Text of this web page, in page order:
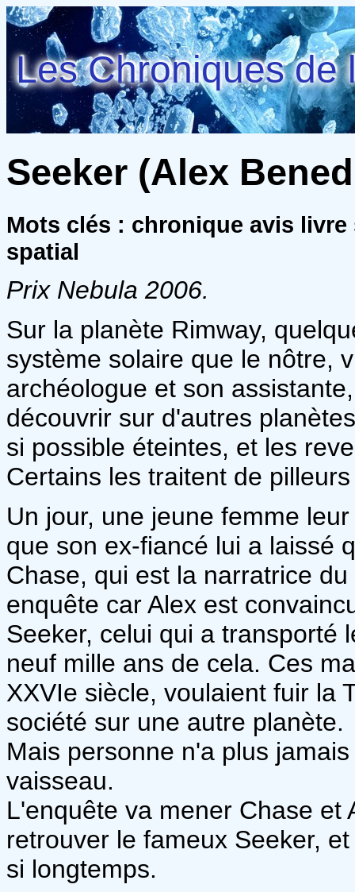
Les Chroniques de
Seeker (Alex
Mots clés : chronique avis
spatial
Prix Nebula 2006.
Sur la planète Rimway,
système solaire que le nôtre,
archéologue et son
découvrir sur d'autres
si possible éteintes, et les
Certains les traitent de
Un jour, une jeune femme
que son ex-fiancé lui a laissé
Chase, qui est la narratrice
enquête car Alex est
Seeker, celui qui a transporté
neuf mille ans de cela. Ces
XXVIe siècle, voulaient fuir la
société sur une autre planète.
Mais personne n'a plus
vaisseau.
L'enquête va mener Chase et
retrouver le fameux Seeker,
si longtemps.